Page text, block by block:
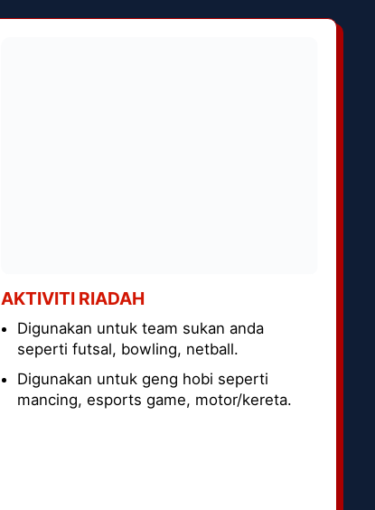
AKTIVITI RIADAH
Digunakan untuk team sukan anda
seperti futsal, bowling, netball.
Digunakan untuk geng hobi seperti
mancing, esports game, motor/kereta.